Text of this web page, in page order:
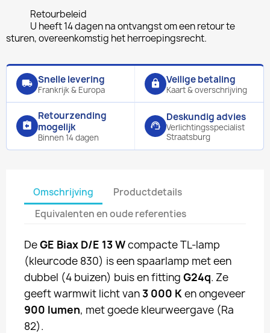
Retourbeleid
U heeft 14 dagen na ontvangst om een retour te
sturen, overeenkomstig het herroepingsrecht.
local_shipping Snelle levering
Frankrijk & Europa
lock Veilige betaling
Kaart & overschrijving
assignment_return
Retourzending
mogelijk
Binnen 14 dagen
support_agent
Deskundig advies
Verlichtingsspecialist
Straatsburg
Omschrijving
Productdetails
Equivalenten en oude referenties
DeGE Biax D/E 13 Wcompacte TL-lamp
(kleurcode 830) is een spaarlamp met een
dubbel (4 buizen) buis en fitting G24q. Ze
geeft warmwit licht van3 000 Ken ongeveer
900 lumen, met goede kleurweergave (Ra
82).